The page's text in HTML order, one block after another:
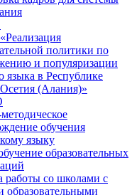
политики по
и популяризации
языка в Республике
(Алания)»
обучения
языку
образовательных
работы со школами с
образовательными